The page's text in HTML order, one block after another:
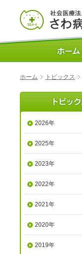
ホーム トピックス
2026年
2025年
2023年
2022年
2021年
2020年
2019年